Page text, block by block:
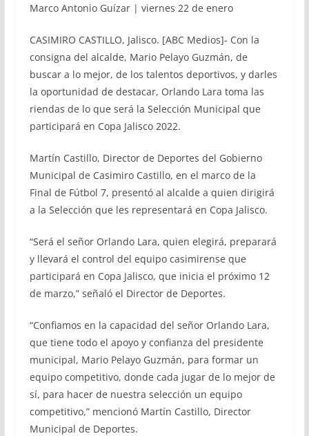
Marco Antonio Guízar | viernes 22 de enero
CASIMIRO CASTILLO, Jalisco. [ABC Medios]- Con la
consigna del alcalde, Mario Pelayo Guzmán, de
buscar a lo mejor, de los talentos deportivos, y darles
la oportunidad de destacar, Orlando Lara toma las
riendas de lo que será la Selección Municipal que
participará en Copa Jalisco 2022.
Martín Castillo, Director de Deportes del Gobierno
Municipal de Casimiro Castillo, en el marco de la
Final de Fútbol 7, presentó al alcalde a quien dirigirá
a la Selección que les representará en Copa Jalisco.
“Será el señor Orlando Lara, quien elegirá, preparará
y llevará el control del equipo casimirense que
participará en Copa Jalisco, que inicia el próximo 12
de marzo,” señaló el Director de Deportes.
“Confiamos en la capacidad del señor Orlando Lara,
que tiene todo el apoyo y confianza del presidente
municipal, Mario Pelayo Guzmán, para formar un
equipo competitivo, donde cada jugar de lo mejor de
sí, para hacer de nuestra selección un equipo
competitivo,” mencionó Martín Castillo, Director
Municipal de Deportes.